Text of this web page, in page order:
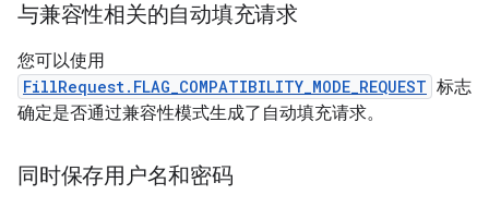
与兼容性相关的自动填充请求
您可以使用
FillRequest.FLAG_COMPATIBILITY_MODE_REQUEST 标志
确定是否通过兼容性模式生成了自动填充请求。
同时保存用户名和密码